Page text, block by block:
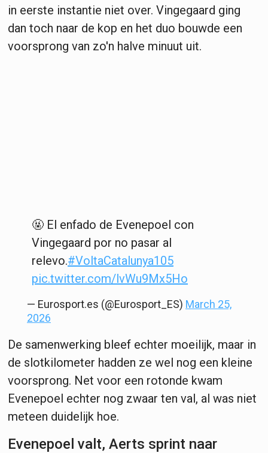
in eerste instantie niet over. Vingegaard ging
dan toch naar de kop en het duo bouwde een
voorsprong van zo'n halve minuut uit.
🤬 El enfado de Evenepoel con
Vingegaard por no pasar al
relevo.#VoltaCatalunya105
pic.twitter.com/lvWu9Mx5Ho
— Eurosport.es (@Eurosport_ES) March 25,
2026
De samenwerking bleef echter moeilijk, maar in
de slotkilometer hadden ze wel nog een kleine
voorsprong. Net voor een rotonde kwam
Evenepoel echter nog zwaar ten val, al was niet
meteen duidelijk hoe.
Evenepoel valt, Aerts sprint naar